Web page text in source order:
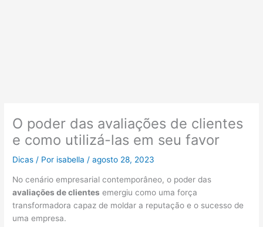
O poder das avaliações de clientes
e como utilizá-las em seu favor
Dicas / Por isabella /agosto 28, 2023
No cenário empresarial contemporâneo, o poder das
avaliações de clientes emergiu como uma força
transformadora capaz de moldar a reputação e o sucesso de
uma empresa.